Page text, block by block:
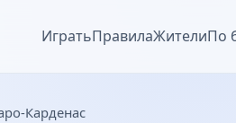
ИгратьПравилаЖителиПо
Карденас